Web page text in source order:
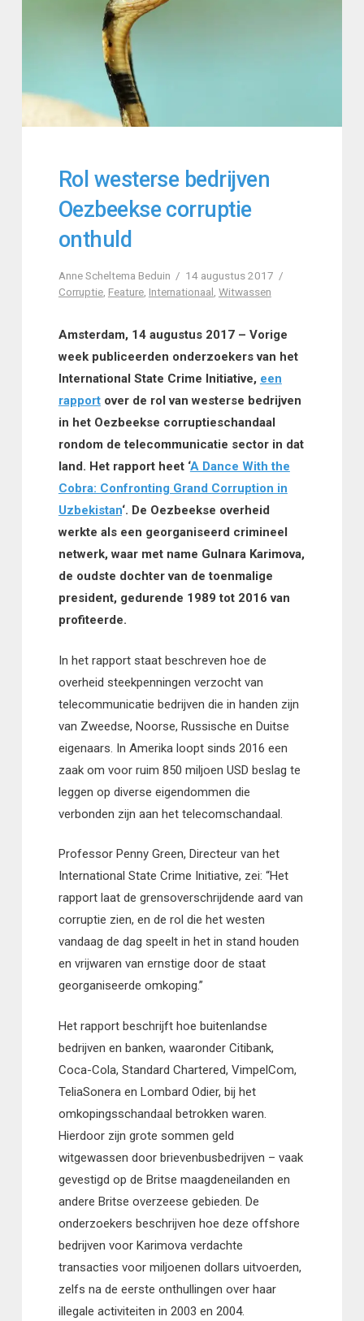
Rol westerse bedrijven
Oezbeekse corruptie
onthuld
Anne Scheltema Beduin
14 augustus 2017
Corruptie, Feature, Internationaal, Witwassen
Amsterdam, 14 augustus 2017 – Vorige
week publiceerden onderzoekers van het
International State Crime Initiative, een
rapportover de rol van westerse bedrijven
in het Oezbeekse corruptieschandaal
rondom de telecommunicatie sector in dat
land. Het rapport heet ‘A Dance With the
Cobra: Confronting Grand Corruption in
Uzbekistan‘. De Oezbeekse overheid
werkte als een georganiseerd crimineel
netwerk, waar met name Gulnara Karimova,
de oudste dochter van de toenmalige
president, gedurende 1989 tot 2016 van
profiteerde.
In het rapport staat beschreven hoe de
overheid steekpenningen verzocht van
telecommunicatie bedrijven die in handen zijn
van Zweedse, Noorse, Russische en Duitse
eigenaars. In Amerika loopt sinds 2016 een
zaak om voor ruim 850 miljoen USD beslag te
leggen op diverse eigendommen die
verbonden zijn aan het telecomschandaal.
Professor Penny Green, Directeur van het
International State Crime Initiative, zei: “Het
rapport laat de grensoverschrijdende aard van
corruptie zien, en de rol die het westen
vandaag de dag speelt in het in stand houden
en vrijwaren van ernstige door de staat
georganiseerde omkoping.”
Het rapport beschrijft hoe buitenlandse
bedrijven en banken, waaronder Citibank,
Coca-Cola, Standard Chartered, VimpelCom,
TeliaSonera en Lombard Odier, bij het
omkopingsschandaal betrokken waren.
Hierdoor zijn grote sommen geld
witgewassen door brievenbusbedrijven – vaak
gevestigd op de Britse maagdeneilanden en
andere Britse overzeese gebieden. De
onderzoekers beschrijven hoe deze offshore
bedrijven voor Karimova verdachte
transacties voor miljoenen dollars uitvoerden,
zelfs na de eerste onthullingen over haar
illegale activiteiten in 2003 en 2004.